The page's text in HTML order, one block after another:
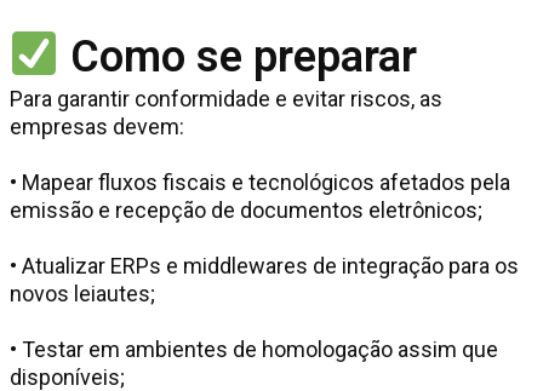
Como se preparar
Para garantir conformidade e evitar riscos, as
empresas devem:
• Mapear fluxos fiscais e tecnológicos afetados pela
emissão e recepção de documentos eletrônicos;
• Atualizar ERPs e middlewares de integração para os
novos leiautes;
• Testar em ambientes de homologação assim que
disponíveis;